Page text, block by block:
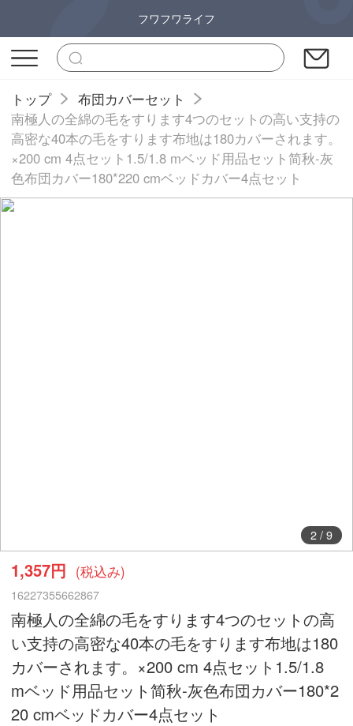
フワフワライフ
トップ
布団カバーセット
南極人の全綿の毛をすります4つのセットの高い支持の
高密な40本の毛をすります布地は180カバーされます。
×200 cm 4点セット1.5/1.8 mベッド用品セット简秋-灰
色布団カバー180*220 cmベッドカバー4点セット
2/ 9
1,357円 (税込み)
16227355662867
南極人の全綿の毛をすります4つのセットの高
い支持の高密な40本の毛をすります布地は180
カバーされます。×200 cm 4点セット1.5/1.8
mベッド用品セット简秋-灰色布団カバー180*2
20 cmベッドカバー4点セット